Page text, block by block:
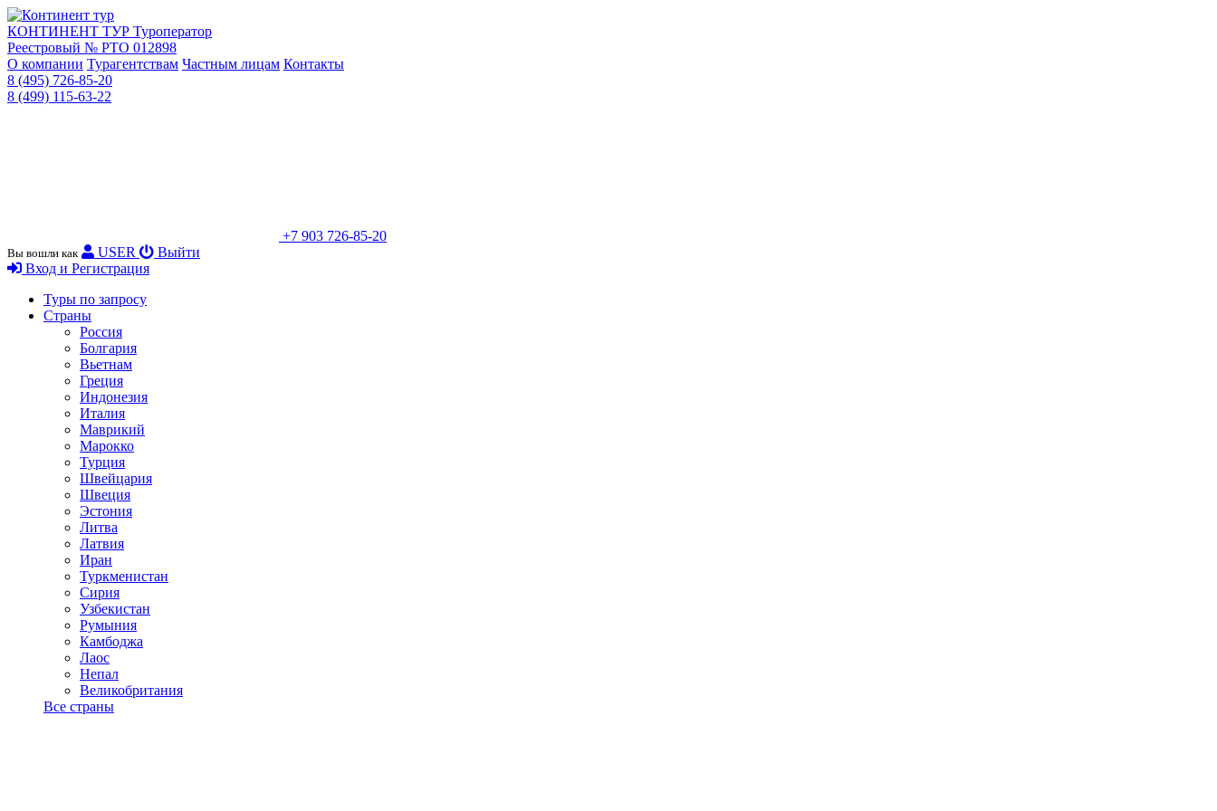
КОНТИНЕНТ ТУР Туроператор
Реестровый № РТО 012898
О компании Турагентствам Частным лицам Контакты
8 (495) 726-85-20
8 (499) 115-63-22
+7 903 726-85-20
Вы вошли как USER
Выйти
Вход и Регистрация
Туры по запросу
Страны
Россия
Болгария
Вьетнам
Греция
Индонезия
Италия
Маврикий
Марокко
Турция
Швейцария
Швеция
Эстония
Литва
Латвия
Иран
Туркменистан
Сирия
Узбекистан
Румыния
Камбоджа
Лаос
Непал
Великобритания
Все страны